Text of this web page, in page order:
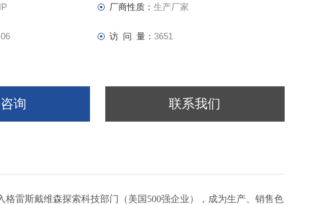
相应用
的保留和峰型对称性
厂商性质： 生产厂家
访 问 量： 3651
询 联系我们
格雷斯戴维森探索科技部门（美国500强企业），成为生产、销售色